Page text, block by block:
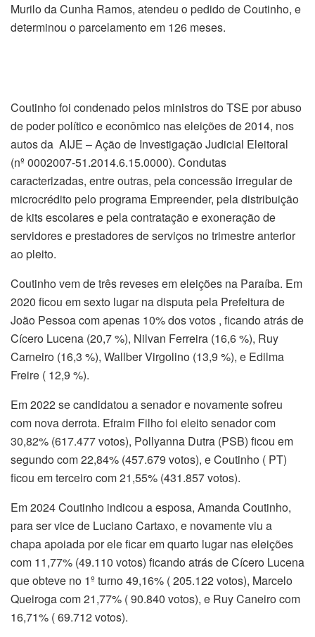
Murilo da Cunha Ramos, atendeu o pedido de Coutinho, e
determinou o parcelamento em 126 meses.
Coutinho foi condenado pelos ministros do TSE por abuso
de poder político e econômico nas eleições de 2014, nos
autos da AIJE – Ação de Investigação Judicial Eleitoral
(nº 0002007-51.2014.6.15.0000). Condutas
caracterizadas, entre outras, pela concessão irregular de
microcrédito pelo programa Empreender, pela distribuição
de kits escolares e pela contratação e exoneração de
servidores e prestadores de serviços no trimestre anterior
ao pleito.
Coutinho vem de três reveses em eleições na Paraíba. Em
2020 ficou em sexto lugar na disputa pela Prefeitura de
João Pessoa com apenas 10% dos votos , ficando atrás de
Cícero Lucena (20,7 %), Nilvan Ferreira (16,6 %), Ruy
Carneiro (16,3 %), Wallber Virgolino (13,9 %), e Edilma
Freire ( 12,9 %).
Em 2022 se candidatou a senador e novamente sofreu
com nova derrota. Efraim Filho foi eleito senador com
30,82% (617.477 votos), Pollyanna Dutra (PSB) ficou em
segundo com 22,84% (457.679 votos), e Coutinho ( PT)
ficou em terceiro com 21,55% (431.857 votos).
Em 2024 Coutinho indicou a esposa, Amanda Coutinho,
para ser vice de Luciano Cartaxo, e novamente viu a
chapa apoiada por ele ficar em quarto lugar nas eleições
com 11,77% (49.110 votos) ficando atrás de Cícero Lucena
que obteve no 1º turno 49,16% ( 205.122 votos), Marcelo
Queiroga com 21,77% ( 90.840 votos), e Ruy Caneiro com
16,71% ( 69.712 votos).